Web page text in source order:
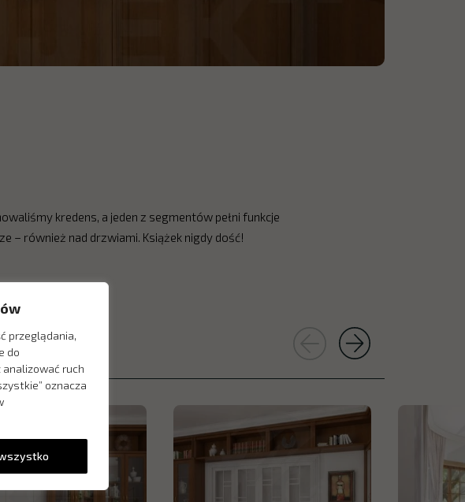
przeglądania,
do
ruch
oznacza
kredens, a jeden z segmentów pełni funkcje
– również nad drzwiami. Książek nigdy dość!